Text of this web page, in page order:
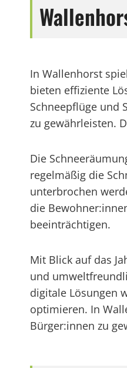
In Wallenhorst
bieten effiziente
Schneepflüge und
zu gewährleisten.
Die
regelmäßig die
unterbrochen
die
beeinträchtigen.
Mit Blick auf das
und
digitale Lösungen
optimieren. In
Bürger:innen zu